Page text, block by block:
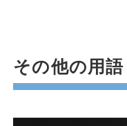
その他の用語